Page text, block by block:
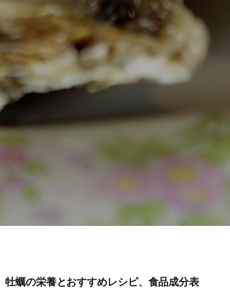
牡蠣の栄養とおすすめレシピ、食品成分表